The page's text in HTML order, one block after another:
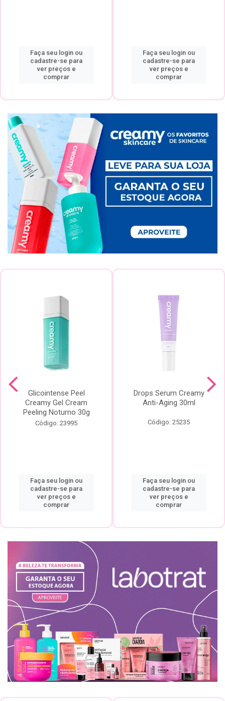
Faça seu login ou
cadastre-se para
ver preços e
comprar
Faça seu login ou
cadastre-se para
ver preços e
comprar
Glicointense Peel
Creamy Gel Cream
Peeling Noturno 30g
Código: 23995
Faça seu login ou
cadastre-se para
ver preços e
comprar
Drops Serum Creamy
Anti-Aging 30ml
Código: 25235
Faça seu login ou
cadastre-se para
ver preços e
comprar